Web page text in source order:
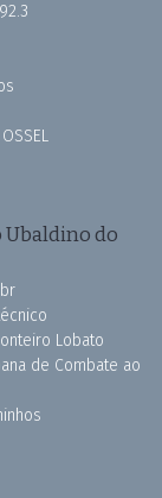
Ubaldino do
Lobato
de Combate ao